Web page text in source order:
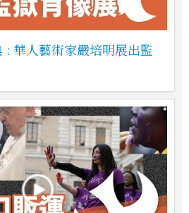
: 華人藝術家嚴培明展出監